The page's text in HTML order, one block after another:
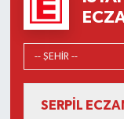
SERPİL